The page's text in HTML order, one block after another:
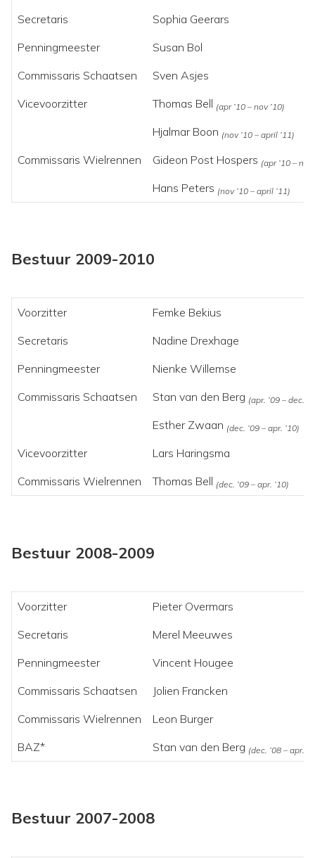
Secretaris
Sophia Geerars
Penningmeester
Susan Bol
Commissaris Schaatsen
Sven Asjes
Vicevoorzitter
Thomas Bell (apr ’10 – nov ’10)
Hjalmar Boon (nov ’10 – april ’11)
Commissaris Wielrennen Gideon Post Hospers (apr ’10 – nov
Hans Peters (nov ’10 – april ’11)
Bestuur 2009-2010
Voorzitter
Femke Bekius
Secretaris
Nadine Drexhage
Penningmeester
Nienke Willemse
Commissaris Schaatsen
Stan van den Berg (apr. ’09 – dec.
Esther Zwaan (dec. ’09 – apr. ’10)
Vicevoorzitter
Lars Haringsma
Commissaris Wielrennen
Thomas Bell (dec. ’09 – apr. ’10)
Bestuur 2008-2009
Voorzitter
Pieter Overmars
Secretaris
Merel Meeuwes
Penningmeester
Vincent Hougee
Commissaris Schaatsen
Jolien Francken
Commissaris Wielrennen
Leon Burger
BAZ*
Stan van den Berg (dec. ’08 – apr.
Bestuur 2007-2008